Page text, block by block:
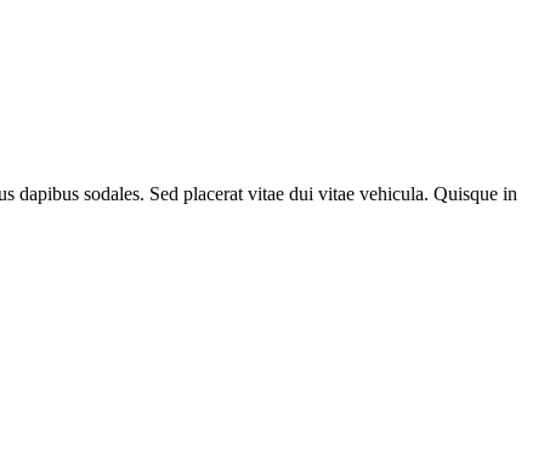
sodales. Sed placerat vitae dui vitae vehicula. Quisque in